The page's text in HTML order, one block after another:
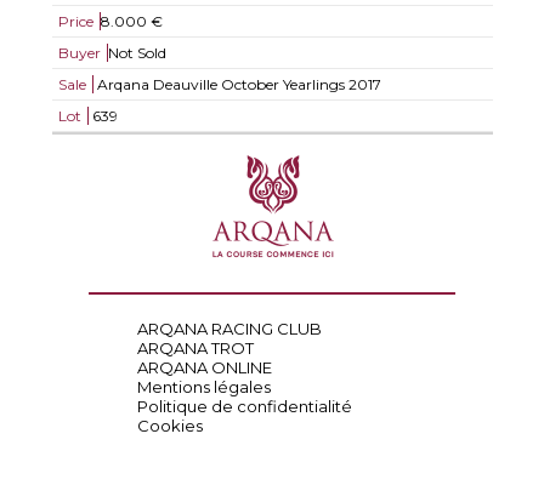
Price 8.000 €
Buyer Not Sold
Sale
Arqana Deauville October Yearlings 2017
Lot
639
ARQANA RACING CLUB
ARQANA TROT
ARQANA ONLINE
Mentions légales
Politique de confidentialité
Cookies